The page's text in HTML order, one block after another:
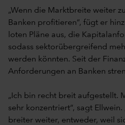
„Wenn die Marktbreite weiter
Banken profitieren“, fügt er
loten Pläne aus, die
sodass sektorübergreifend
werden könnten. Seit der
Anforderungen an Banken
„Ich bin recht breit aufgestellt.
sehr konzentriert“, sagt
breiter weiter, entweder, weil